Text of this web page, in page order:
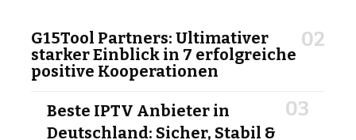
G15Tool Partners: Ultimativer
starker Einblick in 7 erfolgreiche
positive Kooperationen
Beste IPTV Anbieter in
Deutschland: Sicher, Stabil &